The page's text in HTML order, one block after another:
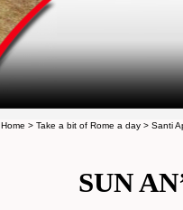
Home > Take a bit of Rome a day > Santi
SUN